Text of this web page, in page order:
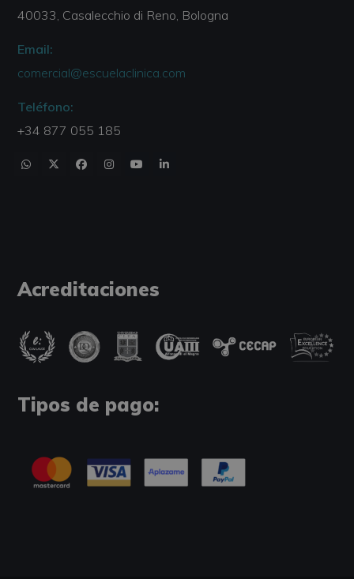
40033, Casalecchio di Reno, Bologna
Email:
comercial@escuelaclinica.com
Teléfono:
+34 877 055 185
Acreditaciones
Tipos de pago: